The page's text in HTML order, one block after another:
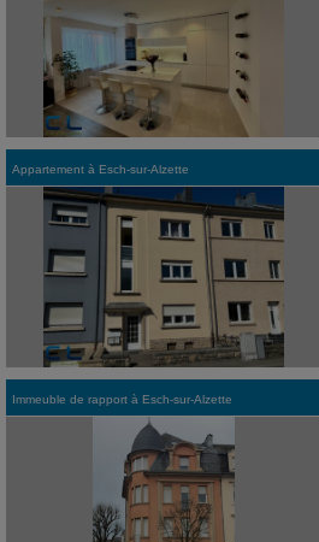
Appartement à Esch-sur-Alzette
Immeuble de rapport à Esch-sur-Alzette